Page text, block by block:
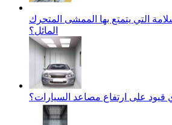
التي يتمتع بها الممشى المتحرك
المائل؟
قيود على ارتفاع مصاعد السيارات؟